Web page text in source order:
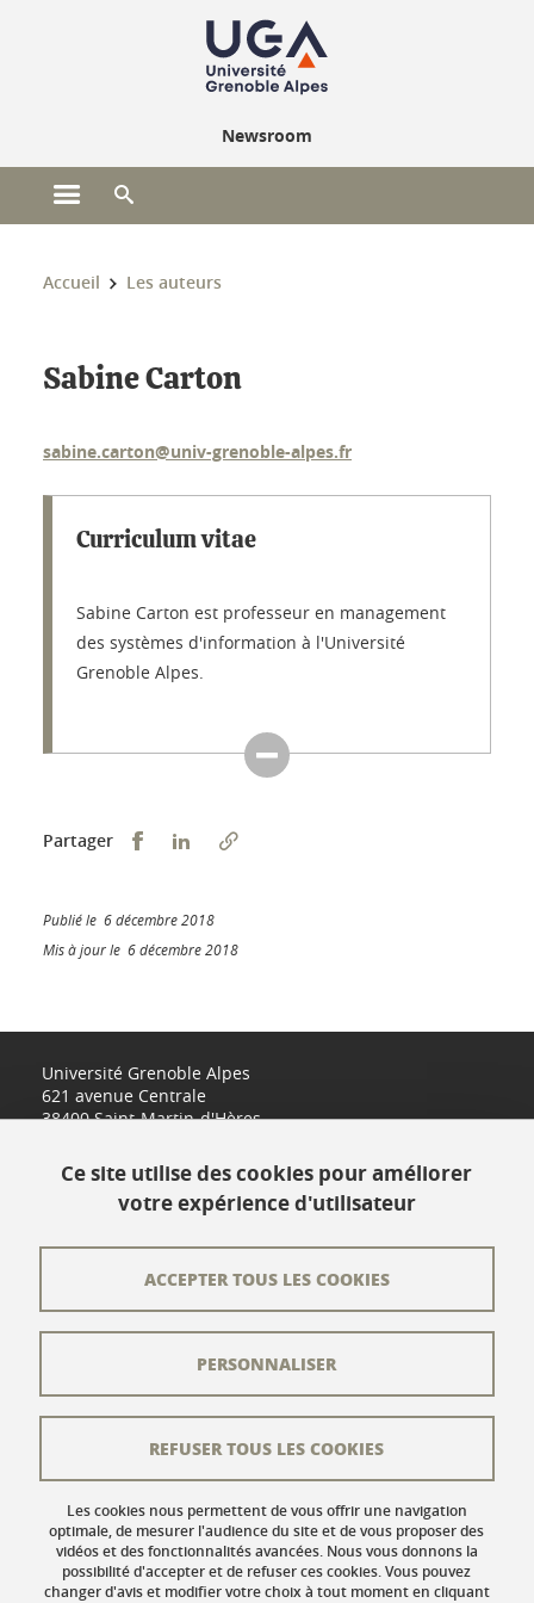
Newsroom
Ouvrir le menu principal
Vous êtes ici :
Accueil Les auteurs
Sabine Carton
sabine.carton@univ-grenoble-alpes.fr
Curriculum vitae
Sabine Carton est professeur en management
des systèmes d'information à l'Université
Grenoble Alpes.
Partager Partager sur Facebook
Partager sur LinkedIn
Publié le 6 décembre 2018
Mis à jour le 6 décembre 2018
Université Grenoble Alpes
621 avenue Centrale
38400 Saint-Martin-d'Hères
L'équipe éditoriale
Crédits
Mentions légales
Données personnelles
Gestion des cookies
Ce site utilise des cookies pour améliorer
votre expérience d'utilisateur
Les cookies nous permettent de vous offrir une navigation
optimale, de mesurer l'audience du site et de vous proposer des
vidéos et des fonctionnalités avancées. Nous vous donnons la
possibilité d'accepter et de refuser ces cookies. Vous pouvez
changer d'avis et modifier votre choix à tout moment en cliquant
ACCEPTER TOUS LES COOKIES
REFUSER TOUS LES COOKIES
PERSONNALISER